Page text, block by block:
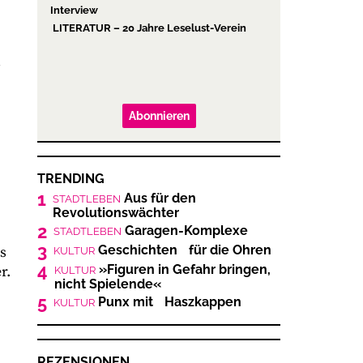
Interview
LITERATUR – 20 Jahre Leselust-Verein
Abonnieren
TRENDING
1 STADTLEBEN Aus für den
Revolutionswächter
2 STADTLEBEN Garagen-Komplexe
3 KULTUR Geschichten für die Ohren
4 KULTUR »Figuren in Gefahr bringen,
nicht Spielende«
5 KULTUR Punx mit Haszkappen